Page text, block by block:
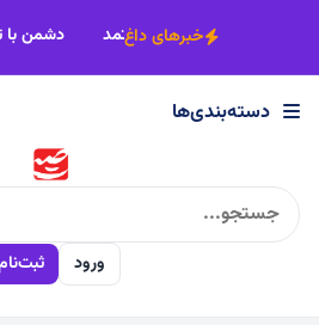
×
دسته‌بندی‌ها
اجتماعی
خبرهای داغ
فریاد نان در دارالولایه‌
دسته‌بندی‌ها
ورود